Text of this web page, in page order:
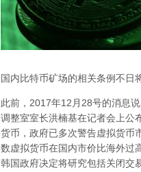
国内比特币矿场的相关条例不日
此前，2017年12月28号的消息说
调整室室长洪楠基在记者会上公
货币，政府已多次警告虚拟货币
数虚拟货币在国内市价比海外过
韩国政府决定将研究包括关闭交